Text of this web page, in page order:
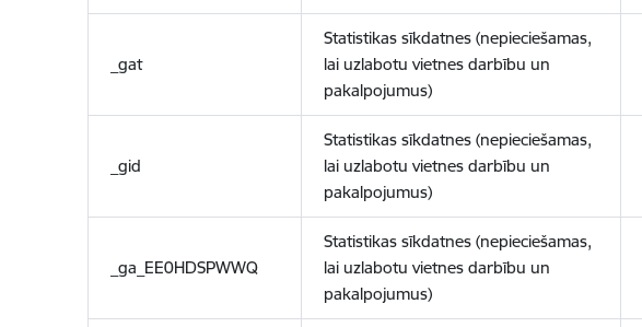
_gat
Statistikas sīkdatnes (nepieciešamas,
lai uzlabotu vietnes darbību un
pakalpojumus)
_gid
Statistikas sīkdatnes (nepieciešamas,
lai uzlabotu vietnes darbību un
pakalpojumus)
_ga_EE0HDSPWWQ
Statistikas sīkdatnes (nepieciešamas,
lai uzlabotu vietnes darbību un
pakalpojumus)